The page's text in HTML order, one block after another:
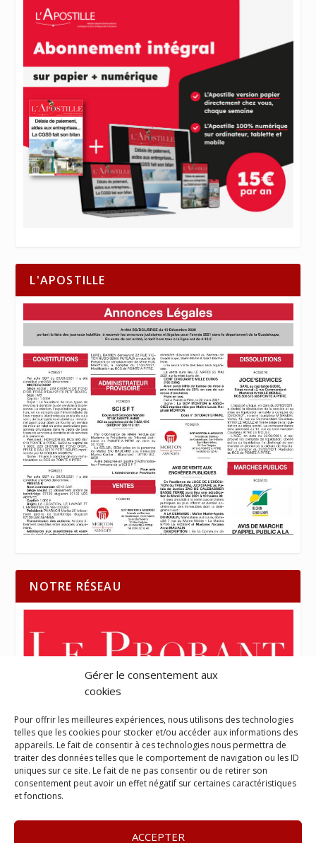
Gérer le consentement aux
cookies
Pour offrir les meilleures expériences, nous utilisons des technologies
telles que les cookies pour stocker et/ou accéder aux informations des
appareils. Le fait de consentir à ces technologies nous permettra de
traiter des données telles que le comportement de navigation ou les ID
uniques sur ce site. Le fait de ne pas consentir ou de retirer son
consentement peut avoir un effet négatif sur certaines caractéristiques
et fonctions.
ACCEPTER
L'APOSTILLE
NOTRE RÉSEAU